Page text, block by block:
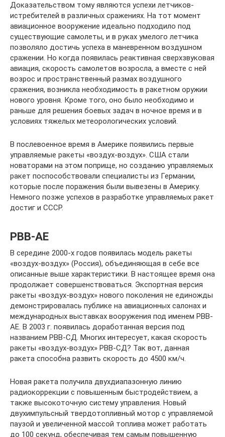
Доказательством тому являются успехи летчиков-
истребителей в различных сражениях. На тот момент
авиационное вооружение идеально подходило под
существующие самолеты, и в руках умелого летчика
позволяло достичь успеха в маневренном воздушном
сражении. Но когда появилась реактивная сверхзвуковая
авиация, скорость самолетов возросла, а вместе с ней
возрос и пространственный размах воздушного
сражения, возникла необходимость в ракетном оружии
нового уровня. Кроме того, оно было необходимо и
раньше для решения боевых задач в ночное время и в
условиях тяжелых метеорологических условий.
В послевоенное время в Америке появились первые
управляемые ракеты «воздух-воздух». США стали
новаторами на этом поприще, но созданию управляемых
ракет поспособствовали специалисты из Германии,
которые после поражения были вывезены в Америку.
Немного позже успехов в разработке управляемых ракет
достиг и СССР.
РВВ-АЕ
В середине 2000-х годов появилась модель ракеты
«воздух-воздух» (Россия), объединяющая в себе все
описанные выше характеристики. В настоящее время она
продолжает совершенствоваться. Экспортная версия
ракеты «воздух-воздух» нового поколения не единожды
демонстрировалась публике на авиационных салонах и
международных выставках вооружения под именем РВВ-
АЕ. В 2003 г. появилась доработанная версия под
названием РВВ-СД. Многих интересует, какая скорость
ракеты «воздух-воздух» РВВ-СД? Так вот, данная
ракета способна развить скорость до 4500 км/ч.
Новая ракета получила двухдиапазонную линию
радиокоррекции с повышенным быстродействием, а
также высокоточную систему управления. Новый
двухимпульсный твердотопливный мотор с управляемой
паузой и увеличенной массой топлива может работать
до 100 секунд, обеспечивая тем самым повышенную